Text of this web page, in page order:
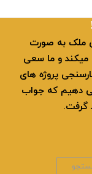
پیش فروش ملک به صورت
تهران فعالیت میکند و ما سعی
پروژه های
دهیم که جواب
گرفت.